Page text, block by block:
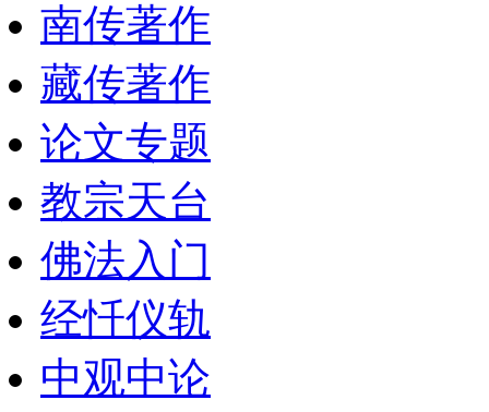
南传著作
藏传著作
论文专题
教宗天台
佛法入门
经忏仪轨
中观中论